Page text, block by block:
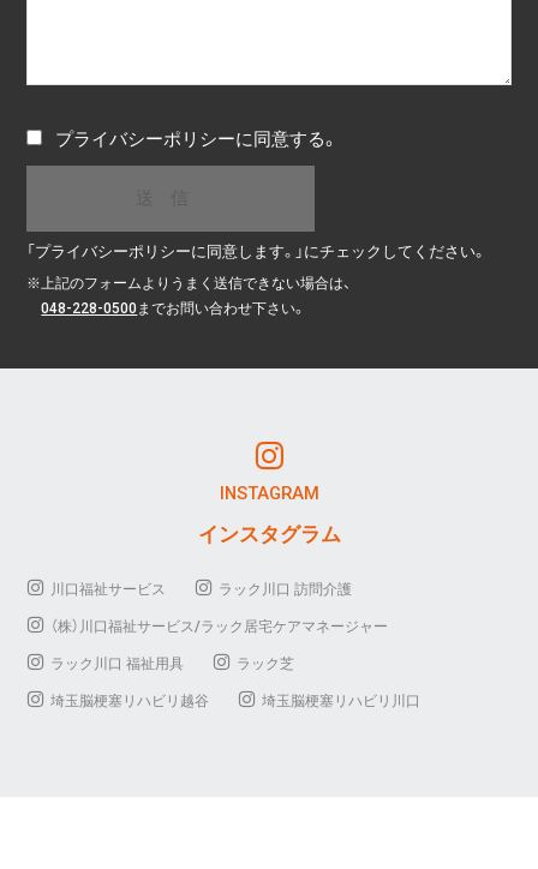
プライバシーポリシーに同意する。
「プライバシーポリシーに同意します。」にチェックしてください。
※ 上記のフォームよりうまく送信できない場合は、
048-228-0500までお問い合わせ下さい。
INSTAGRAM
インスタグラム
川口福祉サービス
ラック川口 訪問介護
（株）川口福祉サービス/ラック居宅ケアマネージャー
ラック川口 福祉用具
ラック芝
埼玉脳梗塞リハビリ越谷
埼玉脳梗塞リハビリ川口